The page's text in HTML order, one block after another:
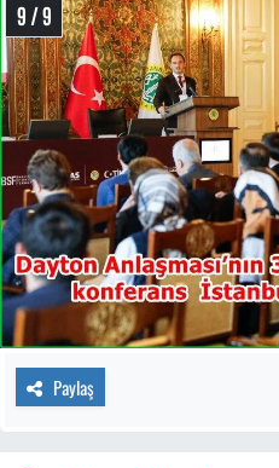
9 / 9
Paylaş